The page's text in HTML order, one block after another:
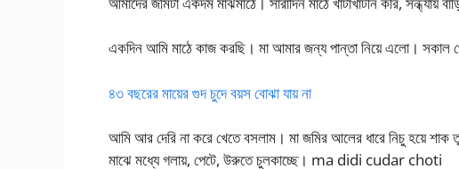
একদিন আমি মাঠে কাজ করছি। মা আমার জন্য পান্তা নিয়ে এলো। সকাল
৪৩ বছরের মায়ের গুদ চুদে বয়স বোঝা যায় না
আমি আর দেরি না করে খেতে বসলাম। মা জমির আলের ধারে নিচু হয়ে
মাঝে মধ্যে গলায়, পেটে, উরুতে চুলকাচ্ছে। ma didi cudar choti